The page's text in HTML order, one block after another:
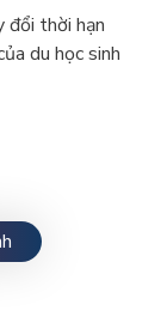
đổi thời hạn
du học sinh